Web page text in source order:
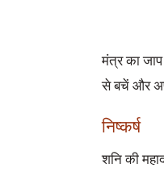
मंत्र का
से बचें और
निष्कर्ष
शनि की